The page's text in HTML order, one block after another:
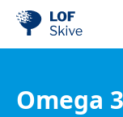
Omega